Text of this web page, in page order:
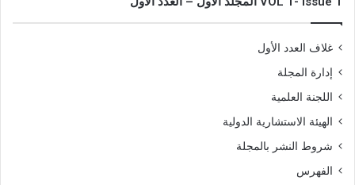
غلاف العدد الأول
إدارة المجلة
اللجنة العلمية
الهيئة الاستشارية الدولية
شروط النشر بالمجلة
الفهرس